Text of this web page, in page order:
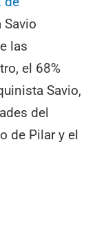
Savio
las
el 68%
Savio,
del
de Pilar y el